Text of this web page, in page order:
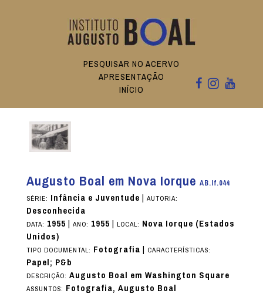
PESQUISAR NO ACERVO
APRESENTAÇÃO
INÍCIO
Augusto Boal em Nova Iorque AB.If.044
SÉRIE: Infância e Juventude| AUTORIA:
Desconhecida
DATA: 1955| ANO: 1955| LOCAL: Nova Iorque (Estados
Unidos)
TIPO DOCUMENTAL: Fotografia| CARACTERÍSTICAS:
Papel; P&b
DESCRIÇÃO: Augusto Boal em Washington Square
ASSUNTOS: Fotografia, Augusto Boal